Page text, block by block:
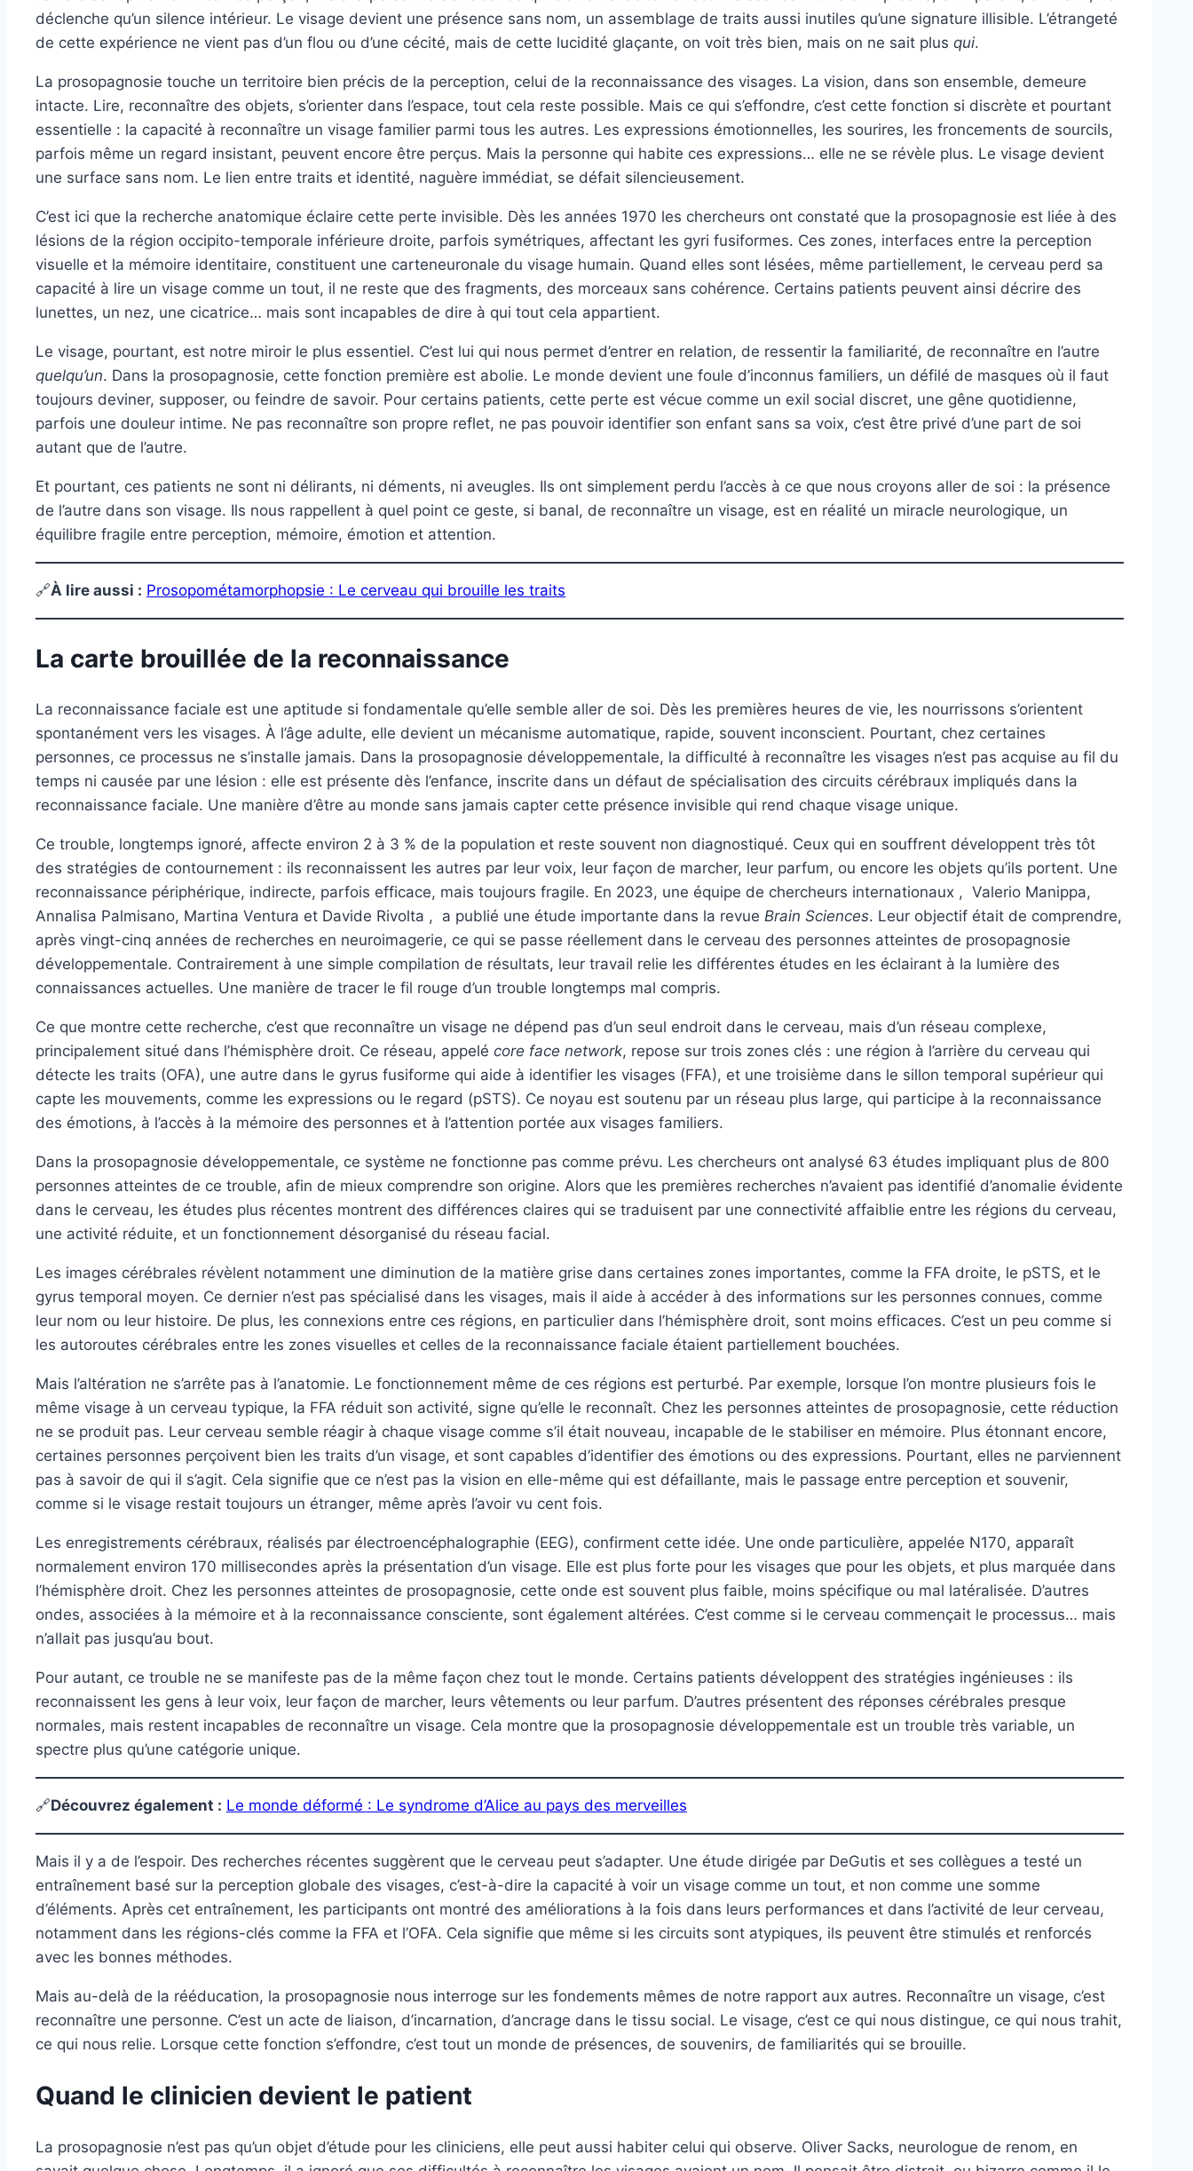
déclenche qu’un silence intérieur. Le visage devient une présence sans nom, un assemblage de traits aussi inutiles qu’une signature illisible. L’étrangeté
de cette expérience ne vient pas d’un flou ou d’une cécité, mais de cette lucidité glaçante, on voit très bien, mais on ne sait plus qui.
La prosopagnosie touche un territoire bien précis de la perception, celui de la reconnaissance des visages. La vision, dans son ensemble, demeure
intacte. Lire, reconnaître des objets, s’orienter dans l’espace, tout cela reste possible. Mais ce qui s’effondre, c’est cette fonction si discrète et pourtant
essentielle : la capacité à reconnaître un visage familier parmi tous les autres. Les expressions émotionnelles, les sourires, les froncements de sourcils,
parfois même un regard insistant, peuvent encore être perçus. Mais la personne qui habite ces expressions… elle ne se révèle plus. Le visage devient
une surface sans nom. Le lien entre traits et identité, naguère immédiat, se défait silencieusement.
C’est ici que la recherche anatomique éclaire cette perte invisible. Dès les années 1970 les chercheurs ont constaté que la prosopagnosie est liée à des
lésions de la région occipito-temporale inférieure droite, parfois symétriques, affectant les gyri fusiformes. Ces zones, interfaces entre la perception
visuelle et la mémoire identitaire, constituent une carteneuronale du visage humain. Quand elles sont lésées, même partiellement, le cerveau perd sa
capacité à lire un visage comme un tout, il ne reste que des fragments, des morceaux sans cohérence. Certains patients peuvent ainsi décrire des
lunettes, un nez, une cicatrice… mais sont incapables de dire à qui tout cela appartient.
Le visage, pourtant, est notre miroir le plus essentiel. C’est lui qui nous permet d’entrer en relation, de ressentir la familiarité, de reconnaître en l’autre
quelqu’un. Dans la prosopagnosie, cette fonction première est abolie. Le monde devient une foule d’inconnus familiers, un défilé de masques où il faut
toujours deviner, supposer, ou feindre de savoir. Pour certains patients, cette perte est vécue comme un exil social discret, une gêne quotidienne,
parfois une douleur intime. Ne pas reconnaître son propre reflet, ne pas pouvoir identifier son enfant sans sa voix, c’est être privé d’une part de soi
autant que de l’autre.
Et pourtant, ces patients ne sont ni délirants, ni déments, ni aveugles. Ils ont simplement perdu l’accès à ce que nous croyons aller de soi : la présence
de l’autre dans son visage. Ils nous rappellent à quel point ce geste, si banal, de reconnaître un visage, est en réalité un miracle neurologique, un
équilibre fragile entre perception, mémoire, émotion et attention.
🔗À lire aussi : Prosopométamorphopsie : Le cerveau qui brouille les traits
La carte brouillée de la reconnaissance
La reconnaissance faciale est une aptitude si fondamentale qu’elle semble aller de soi. Dès les premières heures de vie, les nourrissons s’orientent
spontanément vers les visages. À l’âge adulte, elle devient un mécanisme automatique, rapide, souvent inconscient. Pourtant, chez certaines
personnes, ce processus ne s’installe jamais. Dans la prosopagnosie développementale, la difficulté à reconnaître les visages n’est pas acquise au fil du
temps ni causée par une lésion : elle est présente dès l’enfance, inscrite dans un défaut de spécialisation des circuits cérébraux impliqués dans la
reconnaissance faciale. Une manière d’être au monde sans jamais capter cette présence invisible qui rend chaque visage unique.
Ce trouble, longtemps ignoré, affecte environ 2 à 3 % de la population et reste souvent non diagnostiqué. Ceux qui en souffrent développent très tôt
des stratégies de contournement : ils reconnaissent les autres par leur voix, leur façon de marcher, leur parfum, ou encore les objets qu’ils portent. Une
reconnaissance périphérique, indirecte, parfois efficace, mais toujours fragile. En 2023, une équipe de chercheurs internationaux , Valerio Manippa,
Annalisa Palmisano, Martina Ventura et Davide Rivolta , a publié une étude importante dans la revue Brain Sciences. Leur objectif était de comprendre,
après vingt-cinq années de recherches en neuroimagerie, ce qui se passe réellement dans le cerveau des personnes atteintes de prosopagnosie
développementale. Contrairement à une simple compilation de résultats, leur travail relie les différentes études en les éclairant à la lumière des
connaissances actuelles. Une manière de tracer le fil rouge d’un trouble longtemps mal compris.
Ce que montre cette recherche, c’est que reconnaître un visage ne dépend pas d’un seul endroit dans le cerveau, mais d’un réseau complexe,
principalement situé dans l’hémisphère droit. Ce réseau, appelé core face network, repose sur trois zones clés : une région à l’arrière du cerveau qui
détecte les traits (OFA), une autre dans le gyrus fusiforme qui aide à identifier les visages (FFA), et une troisième dans le sillon temporal supérieur qui
capte les mouvements, comme les expressions ou le regard (pSTS). Ce noyau est soutenu par un réseau plus large, qui participe à la reconnaissance
des émotions, à l’accès à la mémoire des personnes et à l’attention portée aux visages familiers.
Dans la prosopagnosie développementale, ce système ne fonctionne pas comme prévu. Les chercheurs ont analysé 63 études impliquant plus de 800
personnes atteintes de ce trouble, afin de mieux comprendre son origine. Alors que les premières recherches n’avaient pas identifié d’anomalie évidente
dans le cerveau, les études plus récentes montrent des différences claires qui se traduisent par une connectivité affaiblie entre les régions du cerveau,
une activité réduite, et un fonctionnement désorganisé du réseau facial.
Les images cérébrales révèlent notamment une diminution de la matière grise dans certaines zones importantes, comme la FFA droite, le pSTS, et le
gyrus temporal moyen. Ce dernier n’est pas spécialisé dans les visages, mais il aide à accéder à des informations sur les personnes connues, comme
leur nom ou leur histoire. De plus, les connexions entre ces régions, en particulier dans l’hémisphère droit, sont moins efficaces. C’est un peu comme si
les autoroutes cérébrales entre les zones visuelles et celles de la reconnaissance faciale étaient partiellement bouchées.
Mais l’altération ne s’arrête pas à l’anatomie. Le fonctionnement même de ces régions est perturbé. Par exemple, lorsque l’on montre plusieurs fois le
même visage à un cerveau typique, la FFA réduit son activité, signe qu’elle le reconnaît. Chez les personnes atteintes de prosopagnosie, cette réduction
ne se produit pas. Leur cerveau semble réagir à chaque visage comme s’il était nouveau, incapable de le stabiliser en mémoire. Plus étonnant encore,
certaines personnes perçoivent bien les traits d’un visage, et sont capables d’identifier des émotions ou des expressions. Pourtant, elles ne parviennent
pas à savoir de qui il s’agit. Cela signifie que ce n’est pas la vision en elle-même qui est défaillante, mais le passage entre perception et souvenir,
comme si le visage restait toujours un étranger, même après l’avoir vu cent fois.
Les enregistrements cérébraux, réalisés par électroencéphalographie (EEG), confirment cette idée. Une onde particulière, appelée N170, apparaît
normalement environ 170 millisecondes après la présentation d’un visage. Elle est plus forte pour les visages que pour les objets, et plus marquée dans
l’hémisphère droit. Chez les personnes atteintes de prosopagnosie, cette onde est souvent plus faible, moins spécifique ou mal latéralisée. D’autres
ondes, associées à la mémoire et à la reconnaissance consciente, sont également altérées. C’est comme si le cerveau commençait le processus… mais
n’allait pas jusqu’au bout.
Pour autant, ce trouble ne se manifeste pas de la même façon chez tout le monde. Certains patients développent des stratégies ingénieuses : ils
reconnaissent les gens à leur voix, leur façon de marcher, leurs vêtements ou leur parfum. D’autres présentent des réponses cérébrales presque
normales, mais restent incapables de reconnaître un visage. Cela montre que la prosopagnosie développementale est un trouble très variable, un
spectre plus qu’une catégorie unique.
🔗Découvrez également : Le monde déformé : Le syndrome d’Alice au pays des merveilles
Mais il y a de l’espoir. Des recherches récentes suggèrent que le cerveau peut s’adapter. Une étude dirigée par DeGutis et ses collègues a testé un
entraînement basé sur la perception globale des visages, c’est-à-dire la capacité à voir un visage comme un tout, et non comme une somme
d’éléments. Après cet entraînement, les participants ont montré des améliorations à la fois dans leurs performances et dans l’activité de leur cerveau,
notamment dans les régions-clés comme la FFA et l’OFA. Cela signifie que même si les circuits sont atypiques, ils peuvent être stimulés et renforcés
avec les bonnes méthodes.
Mais au-delà de la rééducation, la prosopagnosie nous interroge sur les fondements mêmes de notre rapport aux autres. Reconnaître un visage, c’est
reconnaître une personne. C’est un acte de liaison, d’incarnation, d’ancrage dans le tissu social. Le visage, c’est ce qui nous distingue, ce qui nous trahit,
ce qui nous relie. Lorsque cette fonction s’effondre, c’est tout un monde de présences, de souvenirs, de familiarités qui se brouille.
Quand le clinicien devient le patient
La prosopagnosie n’est pas qu’un objet d’étude pour les cliniciens, elle peut aussi habiter celui qui observe. Oliver Sacks, neurologue de renom, en